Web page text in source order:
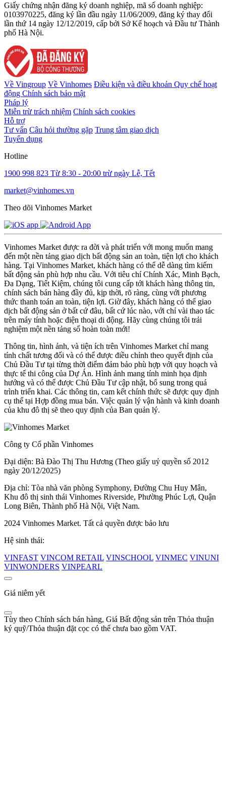
Giấy chứng nhận đăng ký doanh nghiệp, mã số doanh nghiệp:
0103970225, đăng ký lần đầu ngày 11/06/2009, đăng ký thay đổi
lần thứ 14 ngày 12/12/2019, cấp bởi Sở Kế hoạch và Đầu tư Thành
phố Hà Nội.
Về Vingroup Về Vinhomes Điều kiện và điều khoản Quy chế hoạt
động Chính sách bảo mật
Pháp lý
Miễn trừ trách nhiệm Chính sách cookies
Hỗ trợ
Tư vấn Câu hỏi thường gặp Trung tâm giao dịch
Tuyển dụng
Hotline
1900 998 823 Từ 8:30 - 20:00 trừ ngày Lễ, Tết
market@vinhomes.vn
Theo dõi Vinhomes Market
Vinhomes Market được ra đời và phát triển với mong muốn mang
đến một nền tảng giao dịch bất động sản an toàn, tiện lợi cho khách
hàng. Tại Vinhomes Market, khách hàng có thể dễ dàng tìm kiếm
bất động sản phù hợp nhu cầu. Với tiêu chí Chính Xác, Minh Bạch,
Đa Dạng, Tiết Kiệm, chúng tôi cung cấp tới khách hàng thông tin,
chính sách bán hàng đầy đủ, kịp thời, rõ ràng, cùng với phương
thức thanh toán an toàn, tiện lợi. Giờ đây, khách hàng có thể giao
dịch bất động sản ở bất cứ đâu, bất cứ lúc nào, với chỉ vài thao tác
trên máy tính hoặc điện thoại di động. Hãy cùng chúng tôi trải
nghiệm một nền tảng số hoàn toàn mới!
Thông tin, hình ảnh, và tiện ích trên Vinhomes Market chỉ mang
tính chất tương đối và có thể được điều chỉnh theo quyết định của
Chủ Đầu Tư tại từng thời điểm đảm bảo phù hợp với quy hoạch và
thực tế thi công của Dự Án. Hình ảnh mang tính minh họa định
hướng và có thể được Chủ Đầu Tư cập nhật, bổ sung trong quá
trình triển khai. Các thông tin, cam kết chính thức sẽ được quy định
cụ thể tại Hợp đồng mua bán. Việc quản lý vận hành và kinh doanh
của khu đô thị sẽ theo quy định của Ban quản lý.
Công ty Cổ phần Vinhomes
Đại diện: Bà Đào Thị Thu Hương (Theo giấy uỷ quyền số 2012
ngày 20/12/2025)
Địa chỉ: Tòa nhà văn phòng Symphony, Đường Chu Huy Mân,
Khu đô thị sinh thái Vinhomes Riverside, Phường Phúc Lợi, Quận
Long Biên, Thành phố Hà Nội, Việt Nam.
2024 Vinhomes Market. Tất cả quyền được bảo lưu
Hệ sinh thái:
VINFAST VINCOM RETAIL VINSCHOOL VINMEC VINUNI
VINWONDERS VINPEARL
Giá niêm yết
Tùy theo Chính sách bán hàng, Giá Bất động sản trên Thỏa thuận
ký quỹ/Thỏa thuận đặt cọc có thể chưa bao gồm VAT.